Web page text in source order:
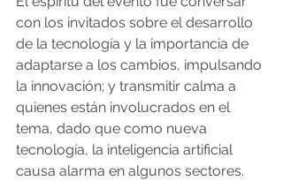
con los invitados sobre el desarrollo
de la tecnología y la importancia de
adaptarse a los cambios, impulsando
la innovación; y transmitir calma a
quienes están involucrados en el
tema, dado que como nueva
tecnología, la inteligencia artificial
causa alarma en algunos sectores.